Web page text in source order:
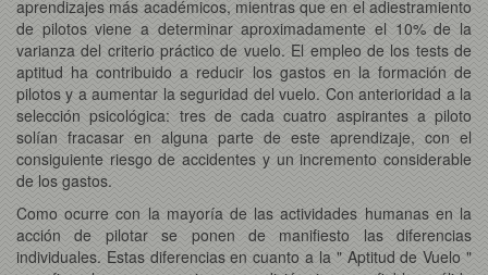
aprendizajes más académicos, mientras que en el adiestramiento
de pilotos viene a determinar aproximadamente el 10% de la
varianza del criterio práctico de vuelo. El empleo de los tests de
aptitud ha contribuido a reducir los gastos en la formación de
pilotos y a aumentar la seguridad del vuelo. Con anterioridad a la
selección psicológica: tres de cada cuatro aspirantes a piloto
solían fracasar en alguna parte de este aprendizaje, con el
consiguiente riesgo de accidentes y un incremento considerable
de los gastos.
Como ocurre con la mayoría de las actividades humanas en la
acción de pilotar se ponen de manifiesto las diferencias
individuales. Estas diferencias en cuanto a la " Aptitud de Vuelo "